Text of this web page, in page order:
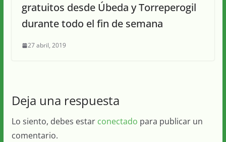
gratuitos desde Úbeda y Torreperogil
durante todo el fin de semana
27 abril, 2019
Deja una respuesta
Lo siento, debes estar conectado para publicar un
comentario.